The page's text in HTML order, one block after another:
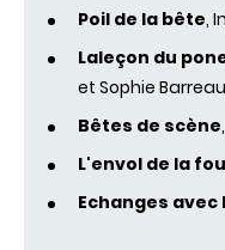
Poil de la bête,
Laleçon du
et Sophie Barreau
Bêtes de scène
L'envol de la
Echanges avec